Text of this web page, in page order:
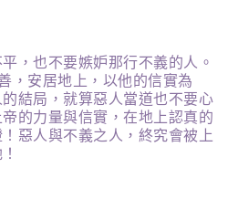
，也不要嫉妒那行不義的人。
，安居地上，以他的信實為
結局，就算惡人當道也不要心
的力量與信實，在地上認真的
惡人與不義之人，終究會被上